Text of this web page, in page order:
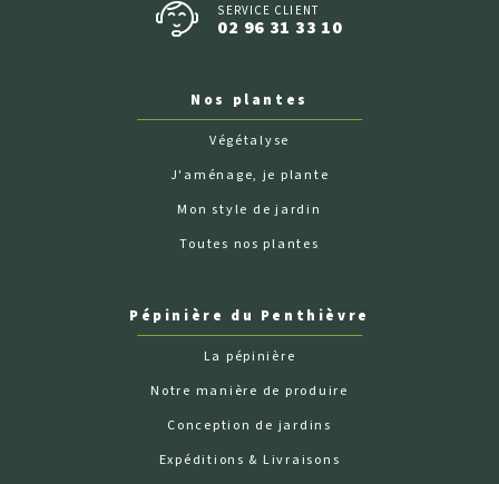
SERVICE CLIENT
02 96 31 33 10
Nos plantes
Végétalyse
J'aménage, je plante
Mon style de jardin
Toutes nos plantes
Pépinière du Penthièvre
La pépinière
Notre manière de produire
Conception de jardins
Expéditions & Livraisons